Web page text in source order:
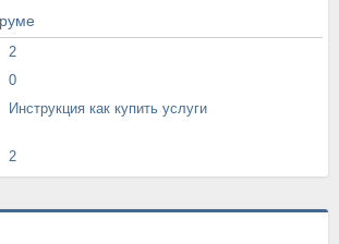
2
0
Инструкция как купить услуги
2